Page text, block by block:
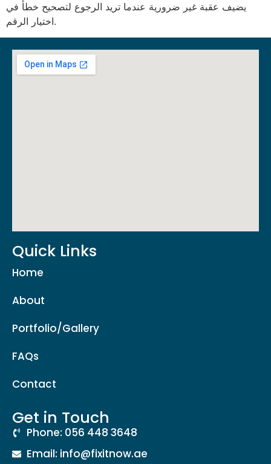
يضيف عقبة غير ضرورية عندما تريد الرجوع لتصحيح خطأ في
اختيار الرقم.
Quick Links
Home
About
Portfolio/Gallery
FAQs
Contact
Get in Touch
Phone: 056 448 3648
Email: info@fixitnow.ae